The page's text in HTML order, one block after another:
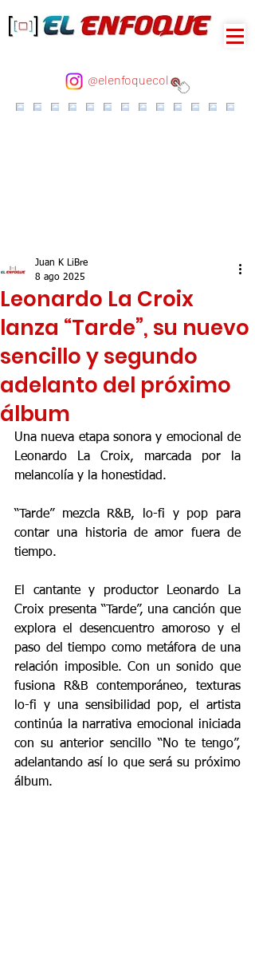
@elenfoquecol
Leonardo La Croix
lanza “Tarde”, su nuevo
sencillo y segundo
adelanto del próximo
álbum
Juan K LiBre
8 ago 2025
Una nueva etapa sonora y emocional de
Leonardo La Croix, marcada por la
melancolía y la honestidad.
“Tarde” mezcla R&B, lo-fi y pop para
contar una historia de amor fuera de
tiempo.
El cantante y productor Leonardo La
Croix presenta “Tarde”, una canción que
explora el desencuentro amoroso y el
paso del tiempo como metáfora de una
relación imposible. Con un sonido que
fusiona R&B contemporáneo, texturas
lo-fi y una sensibilidad pop, el artista
continúa la narrativa emocional iniciada
con su anterior sencillo “No te tengo”,
adelantando así lo que será su próximo
álbum.